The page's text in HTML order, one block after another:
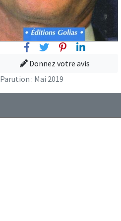
FacebookTwitterPinterest
Linkedin
Donnez votre avis
Parution : Mai 2019